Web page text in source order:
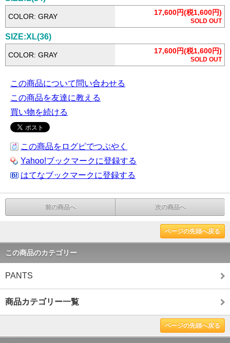
COLOR: GRAY 17,600円(税1,600円)
SOLD OUT
SIZE:XL(36)
COLOR: GRAY 17,600円(税1,600円)
SOLD OUT
この商品について問い合わせる
この商品を友達に教える
買い物を続ける
この商品をログピでつぶやく
Yahoo!ブックマークに登録する
はてなブックマークに登録する
前の商品へ 次の商品へ
ページの先頭へ戻る
この商品のカテゴリー
PANTS
商品カテゴリー一覧
ページの先頭へ戻る